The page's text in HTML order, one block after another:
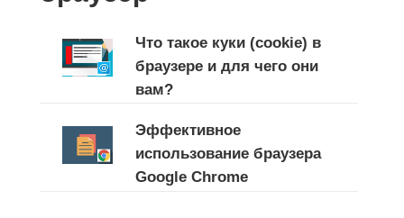
Что такое куки (cookie) в
браузере и для чего они
вам?
Эффективное
использование браузера
Google Chrome